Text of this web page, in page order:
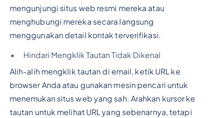
mengunjungi situs web resmi mereka atau
menghubungi mereka secara langsung
menggunakan detail kontak terverifikasi.
Hindari Mengklik Tautan Tidak Dikenal
Alih-alih mengklik tautan di email, ketik URL ke
browser Anda atau gunakan mesin pencari untuk
menemukan situs web yang sah. Arahkan kursor ke
tautan untuk melihat URL yang sebenarnya, tetapi